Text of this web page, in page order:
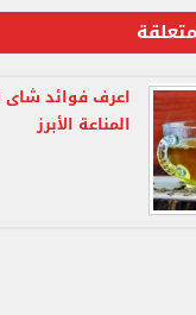
اعرف فوائد شاى
المناعة الأبرز